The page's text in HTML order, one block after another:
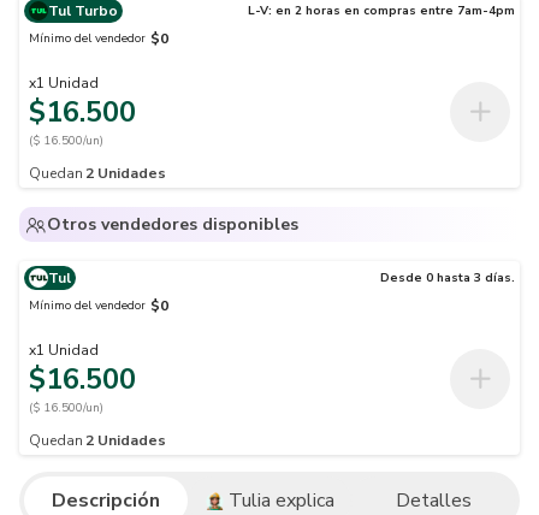
Tul Turbo
L-V: en 2 horas en compras entre 7am-4pm
Mínimo del vendedor $0
x1 Unidad
$16.500
($ 16.500/un)
Quedan 2 Unidades
Otros vendedores disponibles
Tul
Desde 0 hasta 3 días.
Mínimo del vendedor $0
x1 Unidad
$16.500
($ 16.500/un)
Quedan 2 Unidades
Descripción Tulia explica Detalles